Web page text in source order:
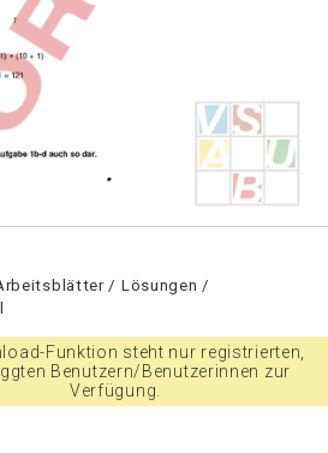
/ Lösungen /
Funktion steht nur registrierten,
Benutzern/Benutzerinnen zur
Verfügung.